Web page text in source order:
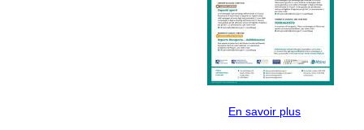
En savoir plus